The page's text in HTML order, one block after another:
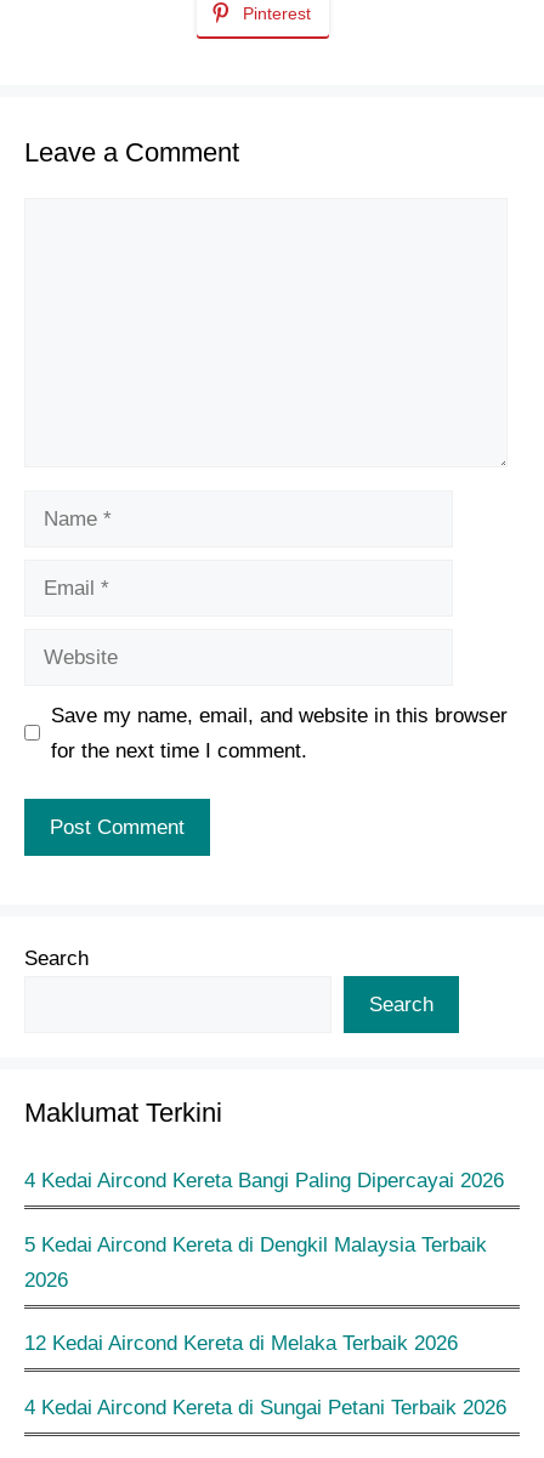
Pinterest
Leave a Comment
Name
Email
Website
Save my name, email, and website in this browser
for the next time I comment.
Search
Search
Maklumat Terkini
4 Kedai Aircond Kereta Bangi Paling Dipercayai 2026
5 Kedai Aircond Kereta di Dengkil Malaysia Terbaik
2026
12 Kedai Aircond Kereta di Melaka Terbaik 2026
4 Kedai Aircond Kereta di Sungai Petani Terbaik 2026